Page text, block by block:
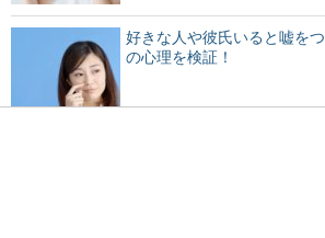
好きな人や彼氏いると嘘を
の心理を検証！